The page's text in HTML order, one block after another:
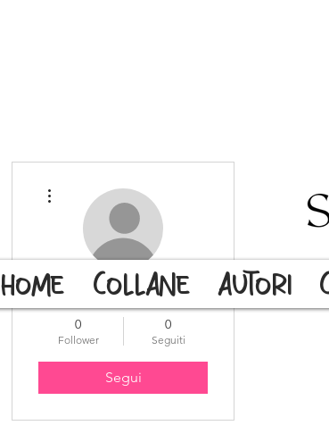
HOME COLLANE AUTORI
Sebastiano
0
Follower
0
Seguiti
Segui